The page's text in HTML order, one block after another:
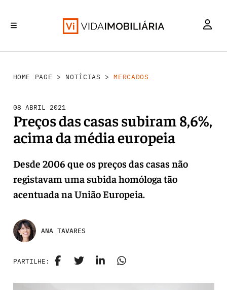
HOME PAGE > NOTÍCIAS >MERCADOS
08 ABRIL 2021
Preços das casas subiram 8,6%,
acima da média europeia
Desde 2006 que os preços das casas não
registavam uma subida homóloga tão
acentuada na União Europeia.
ANA TAVARES
PARTILHE: